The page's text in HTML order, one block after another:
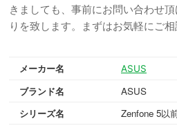
きましても、事前にお問い合わせ
りを致します。まずはお気軽にご相
メーカー名 ASUS
ブランド名
ASUS
シリーズ名
Zenfone 5以